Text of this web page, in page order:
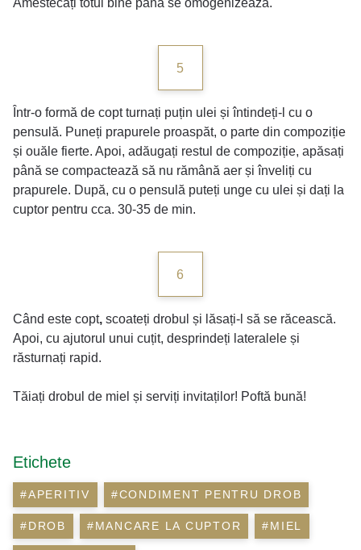
Amestecați totul bine până se omogenizează.
5
Într-o formă de copt turnați puțin ulei și întindeți-l cu o
pensulă. Puneți prapurele proaspăt, o parte din compoziție
și ouăle fierte. Apoi, adăugați restul de compoziție, apăsați
până se compactează să nu rămână aer și înveliți cu
prapurele. După, cu o pensulă puteți unge cu ulei și dați la
cuptor pentru cca. 30-35 de min.
6
Când este copt, scoateți drobul și lăsați-l să se răcească.
Apoi, cu ajutorul unui cuțit, desprindeți lateralele și
răsturnați rapid.
Tăiați drobul de miel și serviți invitaților! Poftă bună!
Etichete
#APERITIV #CONDIMENT PENTRU DROB
#DROB #MANCARE LA CUPTOR #MIEL